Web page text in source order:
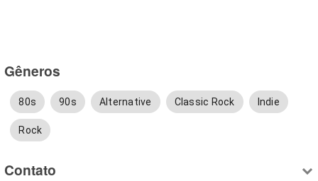
Gêneros
80s 90s Alternative Classic Rock Indie
Rock
Contato